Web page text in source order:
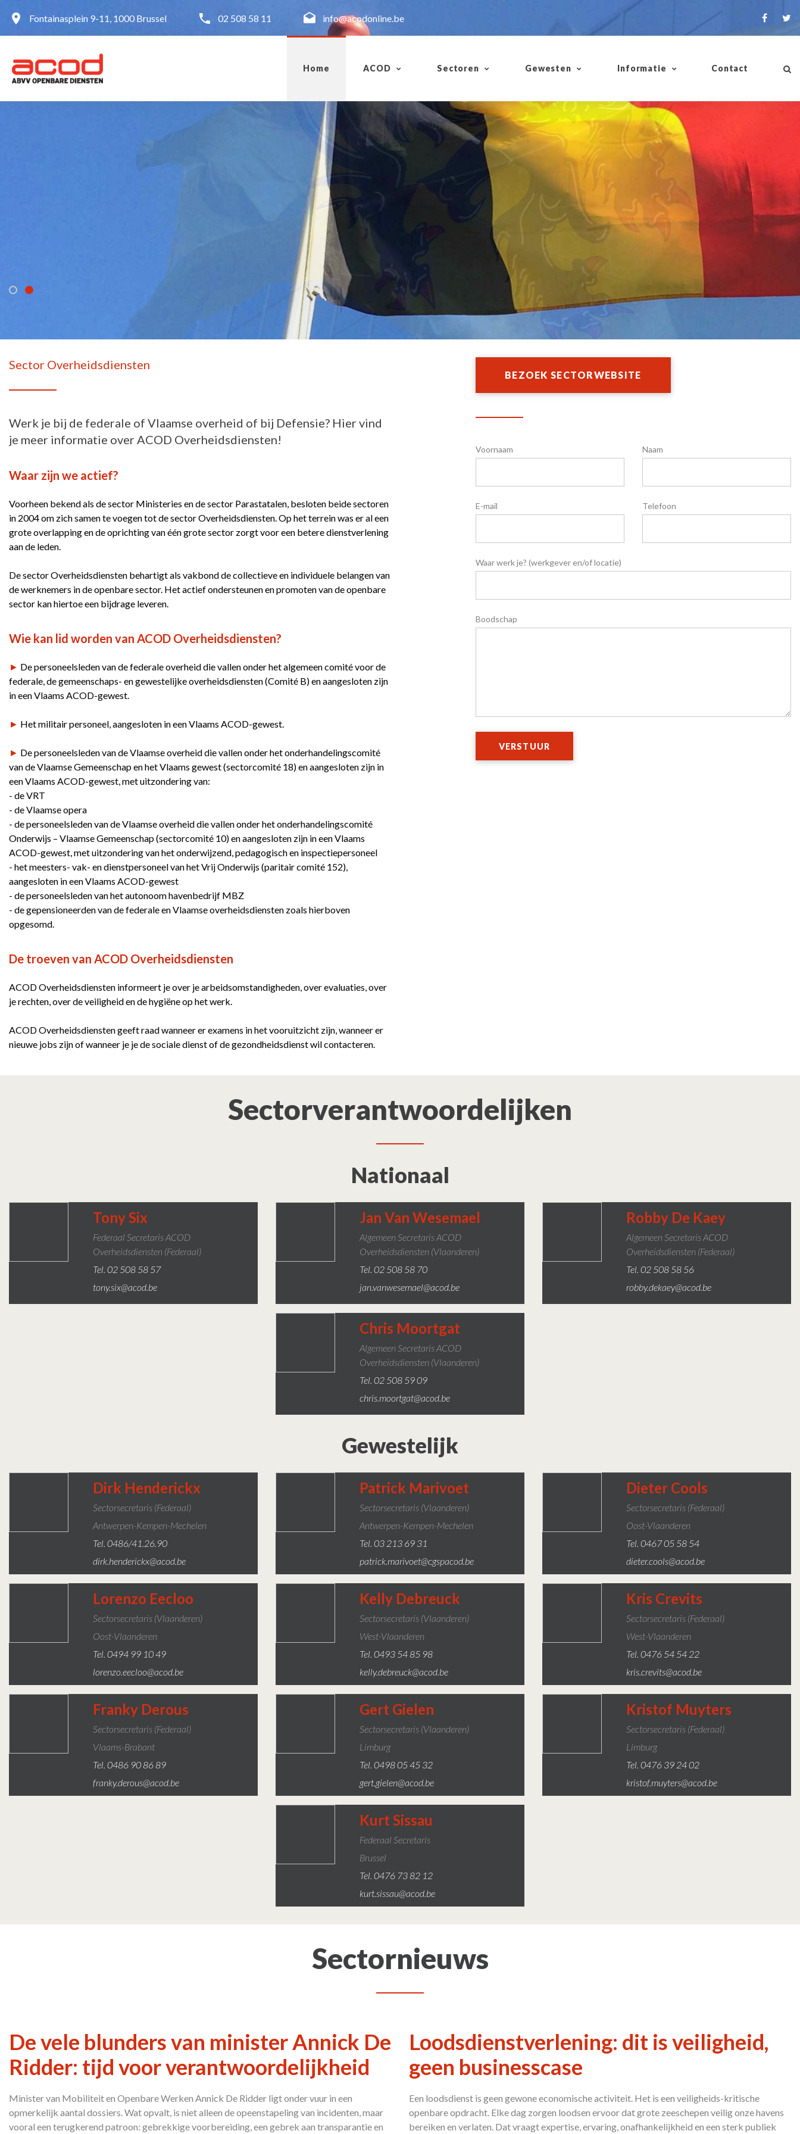
Fontainasplein 9-11, 1000 Brussel 02 508 58 11 info@acodonline.be
Home ACOD Sectoren Gewesten Informatie Contact
Sector Overheidsdiensten
Werk je bij de federale of Vlaamse overheid of bij Defensie? Hier vind
je meer informatie over ACOD Overheidsdiensten!
Waar zijn we actief?
Voorheen bekend als de sector Ministeries en de sector Parastatalen, besloten beide sectoren
in 2004 om zich samen te voegen tot de sector Overheidsdiensten. Op het terrein was er al een
grote overlapping en de oprichting van één grote sector zorgt voor een betere dienstverlening
aan de leden.
De sector Overheidsdiensten behartigt als vakbond de collectieve en individuele belangen van
de werknemers in de openbare sector. Het actief ondersteunen en promoten van de openbare
sector kan hiertoe een bijdrage leveren.
Wie kan lid worden van ACOD Overheidsdiensten?
► De personeelsleden van de federale overheid die vallen onder het algemeen comité voor de
federale, de gemeenschaps- en gewestelijke overheidsdiensten (Comité B) en aangesloten zijn
in een Vlaams ACOD-gewest.
► Het militair personeel, aangesloten in een Vlaams ACOD-gewest.
► De personeelsleden van de Vlaamse overheid die vallen onder het onderhandelingscomité
van de Vlaamse Gemeenschap en het Vlaams gewest (sectorcomité 18) en aangesloten zijn in
een Vlaams ACOD-gewest, met uitzondering van:
- de VRT
- de Vlaamse opera
- de personeelsleden van de Vlaamse overheid die vallen onder het onderhandelingscomité
Onderwijs – Vlaamse Gemeenschap (sectorcomité 10) en aangesloten zijn in een Vlaams
ACOD-gewest, met uitzondering van het onderwijzend, pedagogisch en inspectiepersoneel
- het meesters- vak- en dienstpersoneel van het Vrij Onderwijs (paritair comité 152),
aangesloten in een Vlaams ACOD-gewest
- de personeelsleden van het autonoom havenbedrijf MBZ
- de gepensioneerden van de federale en Vlaamse overheidsdiensten zoals hierboven
opgesomd.
De troeven van ACOD Overheidsdiensten
ACOD Overheidsdiensten informeert je over je arbeidsomstandigheden, over evaluaties, over
je rechten, over de veiligheid en de hygiëne op het werk.
ACOD Overheidsdiensten geeft raad wanneer er examens in het vooruitzicht zijn, wanneer er
nieuwe jobs zijn of wanneer je je de sociale dienst of de gezondheidsdienst wil contacteren.
BEZOEK SECTORWEBSITE
Voornaam Naam
E-mail Telefoon
Waar werk je? (werkgever en/of locatie)
Boodschap
VERSTUUR
Sectorverantwoordelijken
Nationaal
Tony Six
Federaal Secretaris ACOD
Overheidsdiensten (federaal)
Tel. 02 508 58 57
tony.six@acod.be
Jan Van Wesemael
Algemeen Secretaris ACOD
Overheidsdiensten (Vlaanderen)
Tel. 02 508 58 70
jan.vanwesemael@acod.be
Robby De Kaey
Algemeen Secretaris ACOD
Overheidsdiensten (federaal)
Tel. 02 508 58 56
robby.dekaey@acod.be
Chris Moortgat
Algemeen Secretaris ACOD
Overheidsdiensten (Vlaanderen)
Tel. 02 508 59 09
chris.moortgat@acod.be
Gewestelijk
Dirk Henderickx
Sectorsecretaris (federaal)
Antwerpen-Kempen-Mechelen
Tel. 0486/41.26.90
dirk.henderickx@acod.be
Patrick Marivoet
Sectorsecretaris (Vlaanderen)
Antwerpen-Kempen-Mechelen
Tel. 03 213 69 31
patrick.marivoet@cgspacod.be
Dieter Cools
Sectorsecretaris (federaal)
Oost-Vlaanderen
Tel. 0467 05 58 54
dieter.cools@acod.be
Lorenzo Eecloo
Sectorsecretaris (Vlaanderen)
Oost-Vlaanderen
Tel. 0494 99 10 49
lorenzo.eecloo@acod.be
Kelly Debreuck
Sectorsecretaris (Vlaanderen)
West-Vlaanderen
Tel. 0493 54 85 98
kelly.debreuck@acod.be
Kris Crevits
Sectorsecretaris (federaal)
West-Vlaanderen
Tel. 0476 54 54 22
kris.crevits@acod.be
Franky Derous
Sectorsecretaris (federaal)
Vlaams-Brabant
Tel. 0486 90 86 89
franky.derous@acod.be
Gert Gielen
Sectorsecretaris (Vlaanderen)
Limburg
Tel. 0498 05 45 32
gert.gielen@acod.be
Kristof Muyters
Sectorsecretaris (Federaal)
Limburg
Tel. 0476 39 24 02
kristof.muyters@acod.be
Kurt Sissau
Federaal Secretaris
Brussel
Tel. 0476 73 82 12
kurt.sissau@acod.be
Sectornieuws
De vele blunders van minister Annick De
Ridder: tijd voor verantwoordelijkheid
Minister van Mobiliteit en Openbare Werken Annick De Ridder ligt onder vuur in een
opmerkelijk aantal dossiers. Wat opvalt, is niet alleen de opeenstapeling van incidenten, maar
vooral een terugkerend patroon: gebrekkige voorbereiding, een gebrek aan transparantie en
Loodsdienstverlening: dit is veiligheid,
geen businesscase
Een loodsdienst is geen gewone economische activiteit. Het is een veiligheids-kritische
openbare opdracht. Elke dag zorgen loodsen ervoor dat grote zeeschepen veilig onze havens
bereiken en verlaten. Dat vraagt expertise, ervaring, onafhankelijkheid en een sterk publiek